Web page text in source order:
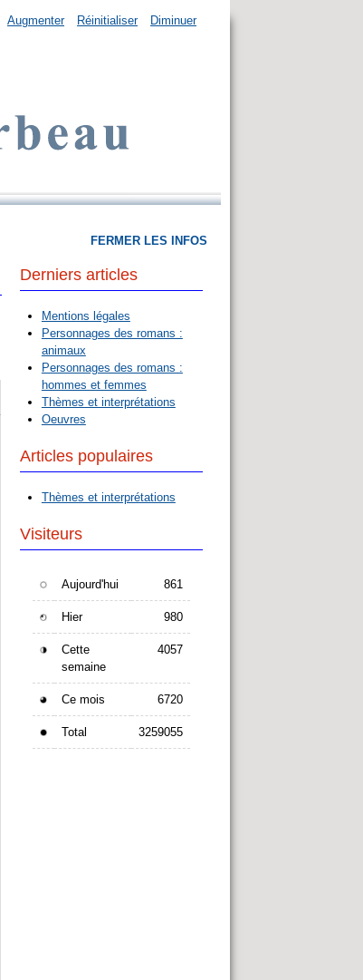
Augmenter Réinitialiser Diminuer
FERMER LES INFOS
Derniers articles
Mentions légales
Personnages des romans :
animaux
Personnages des romans :
hommes et femmes
Thèmes et interprétations
Oeuvres
Articles populaires
Thèmes et interprétations
Visiteurs
Aujourd'hui 861
Hier 980
Cette
semaine
4057
Ce mois 6720
Total 3259055